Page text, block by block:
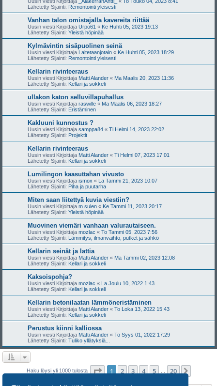
Lähetetty Sijainti: Remontointi yleisesti
Vanhan talon omistajalla kavereita riittää
Uusin viesti Kirjoittaja Urpo61 « Ke Huhti 05, 2023 19:13
Lähetetty Sijainti: Yleistä höpinää
Kylmävintin sisäpuolinen seinä
Uusin viesti Kirjoittaja Laitetaanjotain « Ke Huhti 05, 2023 18:29
Lähetetty Sijainti: Remontointi yleisesti
Kellarin rivinteeraus
Uusin viesti Kirjoittaja Matti Alander « Ma Maalis 20, 2023 11:36
Lähetetty Sijainti: Kellari ja sokkeli
ullakon katon selluvillapuhallus
Uusin viesti Kirjoittaja raswille « Ma Maalis 06, 2023 18:27
Lähetetty Sijainti: Eristäminen
Kakluuni kunnostus ?
Uusin viesti Kirjoittaja samppa84 « Ti Helmi 14, 2023 22:02
Lähetetty Sijainti: Projektit
Kellarin rivinteeraus
Uusin viesti Kirjoittaja Matti Alander « Ti Helmi 07, 2023 17:01
Lähetetty Sijainti: Kellari ja sokkeli
Lumilingon kaasuttahan vivusto
Uusin viesti Kirjoittaja ismox « La Tammi 21, 2023 10:07
Lähetetty Sijainti: Piha ja puutarha
Miten saan liitettyä kuvia viestiin?
Uusin viesti Kirjoittaja m.sulen « Ke Tammi 11, 2023 20:17
Lähetetty Sijainti: Yleistä höpinää
Muovinen viemäri vanhaan valurautaiseen.
Uusin viesti Kirjoittaja mozlac « To Tammi 05, 2023 7:56
Lähetetty Sijainti: Lämmitys, ilmanvaihto, putket ja sähkö
Kellarin seinät ja lattia
Uusin viesti Kirjoittaja Matti Alander « Ma Tammi 02, 2023 12:08
Lähetetty Sijainti: Kellari ja sokkeli
Kaksoispohja?
Uusin viesti Kirjoittaja mozlac « La Joulu 10, 2022 1:43
Lähetetty Sijainti: Kellari ja sokkeli
Kellarin betonilaatan lämmöneristäminen
Uusin viesti Kirjoittaja Matti Alander « To Loka 13, 2022 15:43
Lähetetty Sijainti: Kellari ja sokkeli
Perustus kiinni kalliossa
Uusin viesti Kirjoittaja Matti Alander « To Syys 01, 2022 17:29
Lähetetty Sijainti: Tuliko yllätyksiä...
Haku löysi yli 1000 tulosta Sivu /20
1 2 3 4 5 20